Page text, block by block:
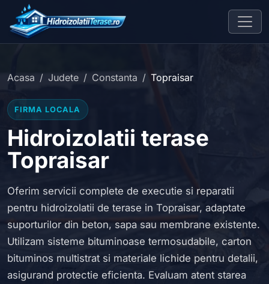
Acasa Judete Constanta Topraisar
FIRMA LOCALA
Hidroizolatii terase
Topraisar
Oferim servicii complete de executie si reparatii
pentru hidroizolatii de terase in Topraisar, adaptate
suporturilor din beton, sapa sau membrane existente.
Utilizam sisteme bituminoase termosudabile, carton
bituminos multistrat si materiale lichide pentru detalii,
asigurand protectie eficienta. Evaluam atent starea